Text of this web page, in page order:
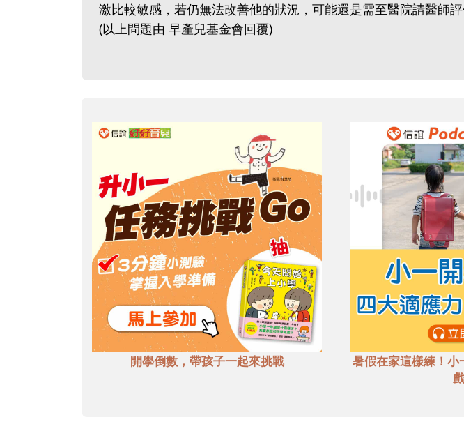
激比較敏感，若仍無法改善他的狀況，可能還是需至醫院請醫師評
(以上問題由 早產兒基金會回覆)
開學倒數，帶孩子一起來挑戰
暑假在家這樣練！